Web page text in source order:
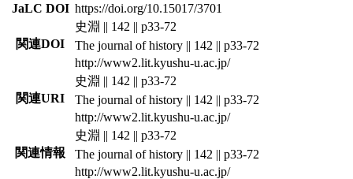
JaLC DOI https://doi.org/10.15017/3701
関連DOI
史淵 || 142 || p33-72
The journal of history || 142 || p33-72
http://www2.lit.kyushu-u.ac.jp/
関連URI
史淵 || 142 || p33-72
The journal of history || 142 || p33-72
http://www2.lit.kyushu-u.ac.jp/
関連情報
史淵 || 142 || p33-72
The journal of history || 142 || p33-72
http://www2.lit.kyushu-u.ac.jp/